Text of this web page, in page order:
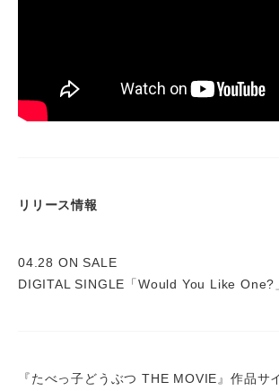
リリース情報
04.28 ON SALE
DIGITAL SINGLE「Would You Like One?
『たべっ子どうぶつ THE MOVIE』作品サ